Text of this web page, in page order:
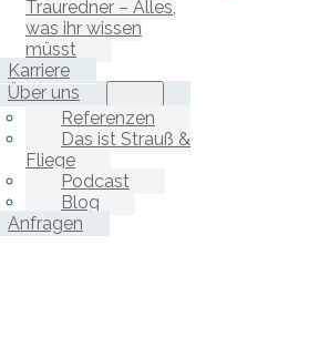
Trauredner – Alles,
was ihr wissen
müsst
Karriere
Über uns
Referenzen
Das ist Strauß &
Fliege
Podcast
Blog
Anfragen